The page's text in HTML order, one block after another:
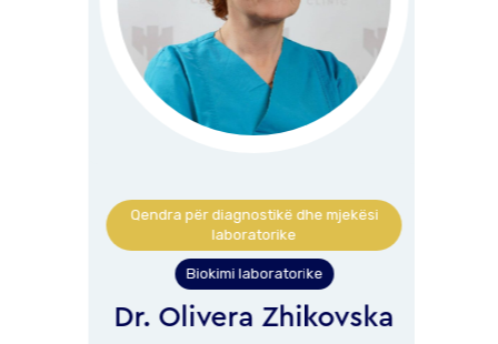
Qendra për diagnostikë dhe mjekësi
laboratorike
Biokimi laboratorike
Dr. Olivera Zhikovska